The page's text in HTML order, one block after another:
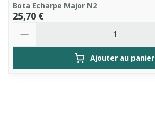
Bota Echarpe Major N2
25,70 €
Ajouter au panier